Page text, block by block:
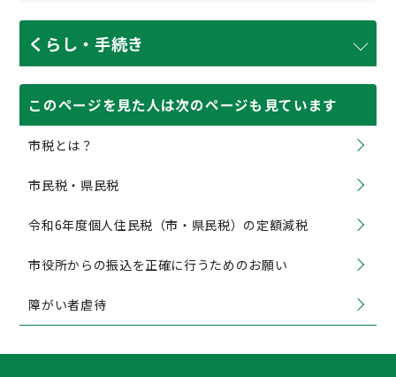
くらし・手続き
このページを見た人は次のページも見ています
市税とは？
市民税・県民税
令和6年度個人住民税（市・県民税）の定額減税
市役所からの振込を正確に行うためのお願い
障がい者虐待